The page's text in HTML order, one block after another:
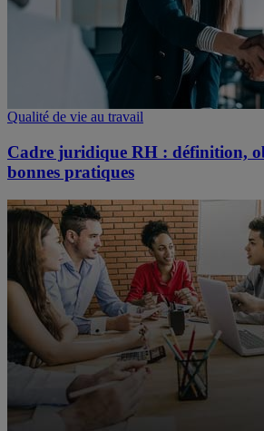
Qualité de vie au travail
Cadre juridique RH : définition,
bonnes pratiques